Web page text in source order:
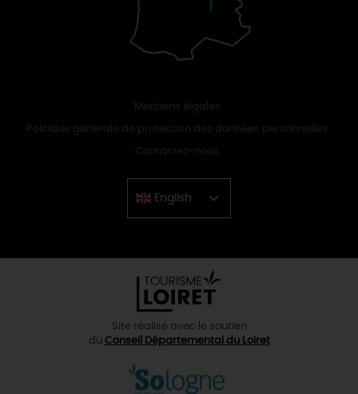
Mentions légales
Politique générale de protection des données personnelles
Contactez-nous
English
Chinese
Site réalisé avec le soutien
du Conseil Départemental du Loiret